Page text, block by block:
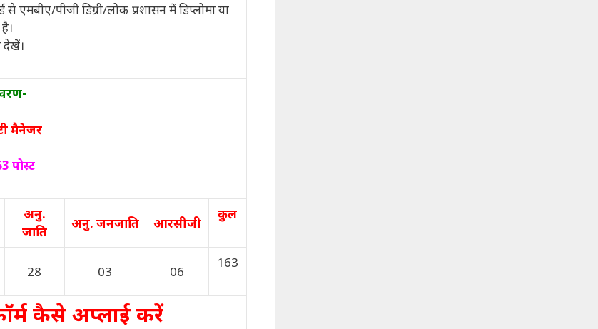
से एमबीए/पीजी डिग्री/लोक प्रशासन में डिप्लोमा या
देखें।
मैनेजर
पोस्ट
अनु.
जाति
अनु. जनजाति आरसीजी
कुल
28 03 06
163
कैसे अप्लाई करें